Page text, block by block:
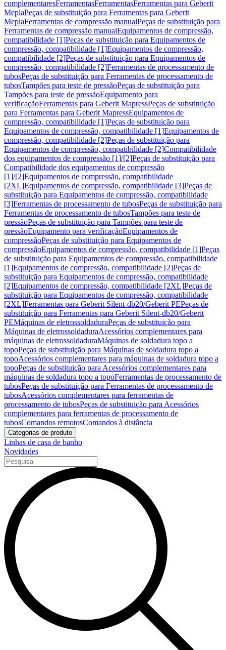
complementaresFerramentasFerramentasFerramentas para Geberit
MeplaPeças de substituição para Ferramentas para Geberit
MeplaFerramentas de compressão manualPeças de substituição para
Ferramentas de compressão manualEquipamentos de compressão,
compatibilidade [1]Peças de substituição para Equipamentos de
compressão, compatibilidade [1]Equipamentos de compressão,
compatibilidade [2]Peças de substituição para Equipamentos de
compressão, compatibilidade [2]Ferramentas de processamento de
tubosPeças de substituição para Ferramentas de processamento de
tubosTampões para teste de pressãoPeças de substituição para
Tampões para teste de pressãoEquipamento para
verificaçãoFerramentas para Geberit MapressPeças de substituição
para Ferramentas para Geberit MapressEquipamentos de
compressão, compatibilidade [1]Peças de substituição para
Equipamentos de compressão, compatibilidade [1]Equipamentos de
compressão, compatibilidade [2]Peças de substituição para
Equipamentos de compressão, compatibilidade [2]Compatibilidade
dos equipamentos de compressão [1]/[2]Peças de substituição para
Compatibilidade dos equipamentos de compressão
[1]/[2]Equipamentos de compressão, compatibilidade
[2XL]Equipamentos de compressão, compatibilidade [3]Peças de
substituição para Equipamentos de compressão, compatibilidade
[3]Ferramentas de processamento de tubosPeças de substituição para
Ferramentas de processamento de tubosTampões para teste de
pressãoPeças de substituição para Tampões para teste de
pressãoEquipamento para verificaçãoEquipamentos de
compressãoPeças de substituição para Equipamentos de
compressãoEquipamentos de compressão, compatibilidade [1]Peças
de substituição para Equipamentos de compressão, compatibilidade
[1]Equipamentos de compressão, compatibilidade [2]Peças de
substituição para Equipamentos de compressão, compatibilidade
[2]Equipamentos de compressão, compatibilidade [2XL]Peças de
substituição para Equipamentos de compressão, compatibilidade
[2XL]Ferramentas para Geberit Silent-db20/Geberit PEPeças de
substituição para Ferramentas para Geberit Silent-db20/Geberit
PEMáquinas de eletrossoldaduraPeças de substituição para
Máquinas de eletrossoldaduraAcessórios complementares para
máquinas de eletrossoldaduraMáquinas de soldadura topo a
topoPeças de substituição para Máquinas de soldadura topo a
topoAcessórios complementares para máquinas de soldadura topo a
topoPeças de substituição para Acessórios complementares para
máquinas de soldadura topo a topoFerramentas de processamento de
tubosPeças de substituição para Ferramentas de processamento de
tubosAcessórios complementares para ferramentas de
processamento de tubosPeças de substituição para Acessórios
complementares para ferramentas de processamento de
tubosComandos remotosComandos à distância
Categorias de produto
Linhas de casa de banho
Novidades